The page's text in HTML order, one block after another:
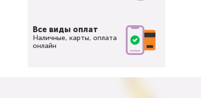
Все виды оплат
Наличные, карты, оплата
онлайн